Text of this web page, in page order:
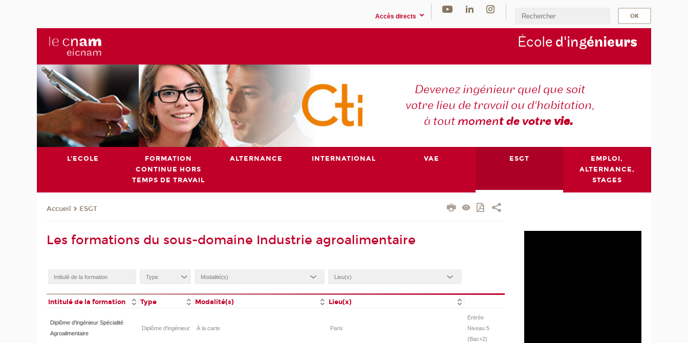
Accès directs
École d'ingénieurs
Devenez ingénieur quel que soit
votre lieu de travail ou d'habitation,
à toutmoment de votrevie.
L'ECOLE
FORMATION
CONTINUE HORS
TEMPS DE TRAVAIL
ALTERNANCE INTERNATIONAL VAE ESGT
EMPLOI,
ALTERNANCE,
STAGES
Accueil ESGT
Les formations du sous-domaine Industrie agroalimentaire
Intitulé de la formation Type Modalité(s) Lieu(x)
Diplôme d'ingénieur Spécialité
Agroalimentaire
Diplôme d'ingénieur À la carte Paris
Entrée
Niveau 5
(Bac+2)